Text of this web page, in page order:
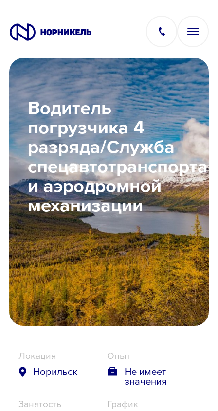
Вакансии
Производство
Офис
IT
Студентам
Школьникам
Локации
8 800 700-19-43
Водитель
погрузчика 4
разряда/Служба
спецавтотранспорта
и аэродромной
механизации
Локация
Норильск
Опыт
Не имеет
значения
Занятость График